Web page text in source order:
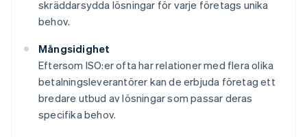
skräddarsydda lösningar för varje företags unika
behov.
Mångsidighet
Eftersom ISO:er ofta har relationer med flera olika
betalningsleverantörer kan de erbjuda företag ett
bredare utbud av lösningar som passar deras
specifika behov.